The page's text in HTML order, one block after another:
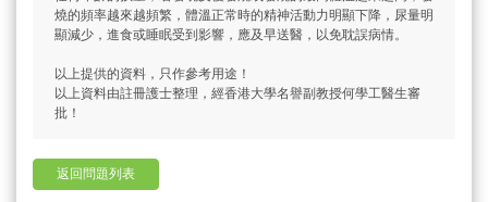
燒的頻率越來越頻繁，體溫正常時的精神活動力明顯下降，尿量明
顯減少，進食或睡眠受到影響，應及早送醫，以免耽誤病情。
以上提供的資料，只作參考用途！
以上資料由註冊護士整理，經香港大學名譽副教授何學工醫生審
批！
返回問題列表